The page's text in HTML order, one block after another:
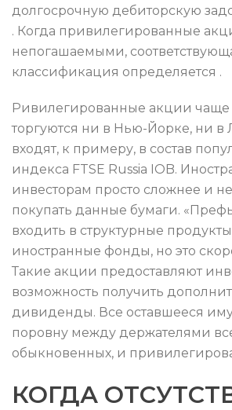
долгосрочную дебиторскую
. Когда привилегированные
непогашаемыми,
классификация определяется .
Ривилегированные акции чаще
торгуются ни в Нью-Йорке, ни в
входят, к примеру, в состав
индекса FTSE Russia IOB.
инвесторам просто сложнее и
покупать данные бумаги.
входить в структурные
иностранные фонды, но это
Такие акции предоставляют
возможность получить
дивиденды. Все оставшееся
поровну между держателями
обыкновенных, и
КОГДА